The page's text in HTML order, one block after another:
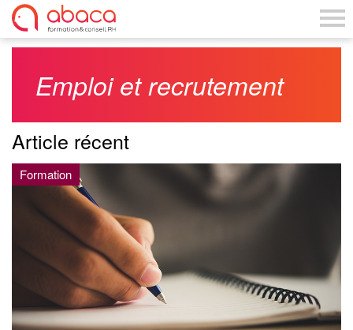
Emploi et recrutement
Article récent
Formation